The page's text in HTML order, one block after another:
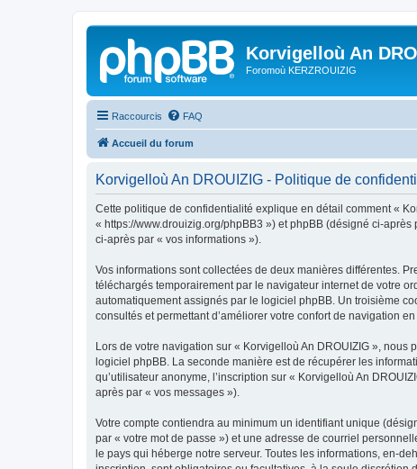
Korvigelloù An
Foromoù KERZROUIZIG
Raccourcis FAQ
Accueil du forum
Korvigelloù An DROUIZIG - Politique de
Cette politique de confidentialité explique en détail comment «
« https://www.drouizig.org/phpBB3 ») et phpBB (désigné ci-
ci-après par « vos informations »).
Vos informations sont collectées de deux manières différentes.
téléchargés temporairement par le navigateur internet de votre
automatiquement assignés par le logiciel phpBB. Un troisième
consultés et permettant d’améliorer votre confort de navigation en
Lors de votre navigation sur « Korvigelloù An DROUIZIG »,
logiciel phpBB. La seconde manière est de récupérer les
qu’utilisateur anonyme, l’inscription sur « Korvigelloù An
après par « vos messages »).
Votre compte contiendra au minimum un identifiant unique
par « votre mot de passe ») et une adresse de courriel
le pays qui héberge notre serveur. Toutes les informations, en-